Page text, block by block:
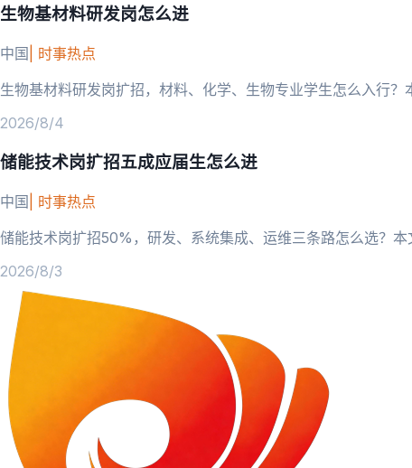
生物基材料研发岗怎么进
中国 时事热点
生物基材料研发岗扩招，材料、化学、生物专业学生怎么入行
2026/8/4
储能技术岗扩招五成应届生怎么进
中国
时事热点
储能技术岗扩招50%，研发、系统集成、运维三条路怎么选？
2026/8/3